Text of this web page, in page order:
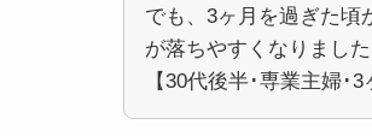
でも、3ヶ月を過ぎた頃
が落ちやすくなりました
【30代後半･専業主婦･3